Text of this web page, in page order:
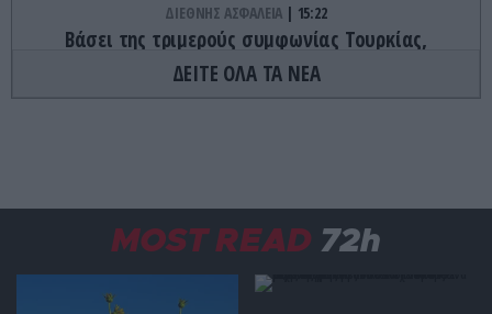
ΔΙΕΘΝΗΣ ΑΣΦΑΛΕΙΑ 15:22
Βάσει της τριμερούς συμφωνίας Τουρκίας,
Σ.Αραβίας & Πακιστάν θα πολεμήσουν Ριάντ και
Ισλαμαμπάντ κατά της Ελλάδας!
ΕΣΩΤΕΡΙΚΗ ΑΣΦΑΛΕΙΑ 15:17
Λυκαβηττός: Σε 57χρονη γυναίκα ανήκει η σορός
που εντοπίστηκε σε σπηλιά – Σε πτώση
ΔΕΙΤΕ ΟΛΑ ΤΑ ΝΕΑ
MOST READ 72h